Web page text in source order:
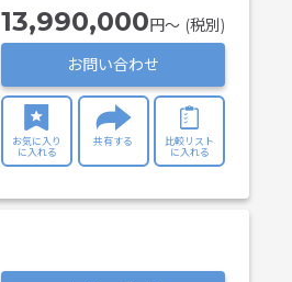
13,990,000円〜 (税別)
お問い合わせ
お気に入り
に入れる
共有する
比較リスト
に入れる